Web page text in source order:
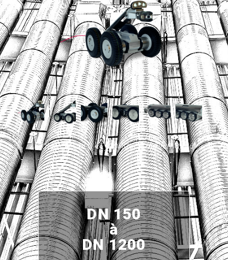
O
N
Matériel conçu et fabriqué en Allemagne
DN 150
à
DN 1200